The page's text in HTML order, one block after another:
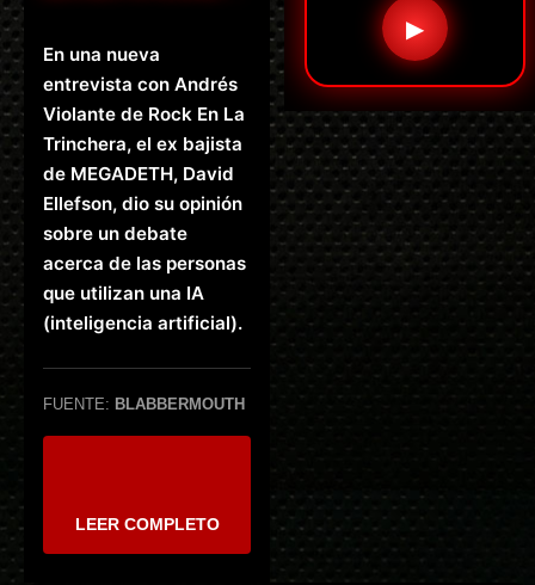
En una nueva
entrevista con Andrés
Violante de Rock En La
Trinchera, el ex bajista
de MEGADETH, David
Ellefson, dio su opinión
sobre un debate
acerca de las personas
que utilizan una IA
(inteligencia artificial).
FUENTE: BLABBERMOUTH
LEER COMPLETO
▶